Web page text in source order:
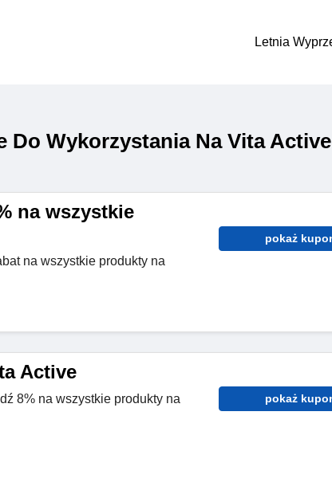
Letnia
Wykorzystania Na Vita Active
na wszystkie
na wszystkie produkty na
pokaż
Active
8% na wszystkie produkty na
pokaż